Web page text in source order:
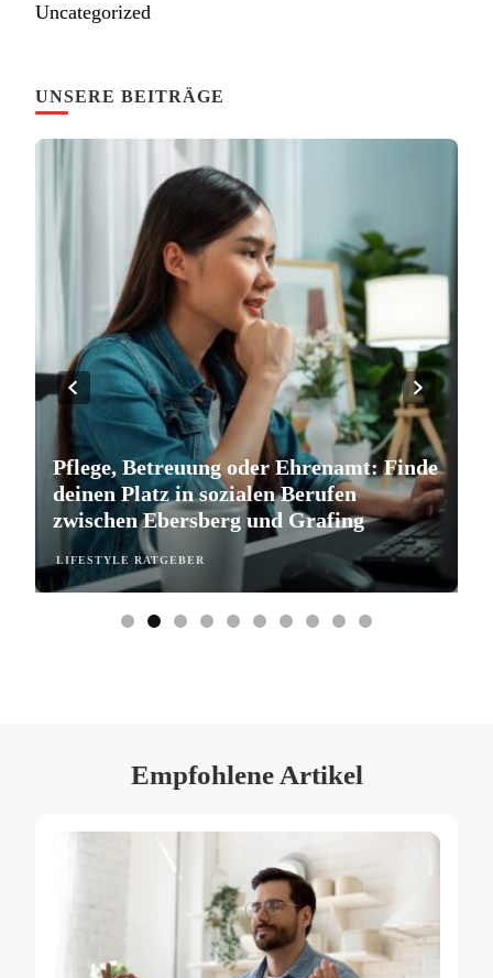
Uncategorized
UNSERE BEITRÄGE
LIFESTYLE RATGEBER
Pflege, Betreuung oder Ehrenamt: Finde
deinen Platz in sozialen Berufen
zwischen Ebersberg und Grafing
Empfohlene Artikel